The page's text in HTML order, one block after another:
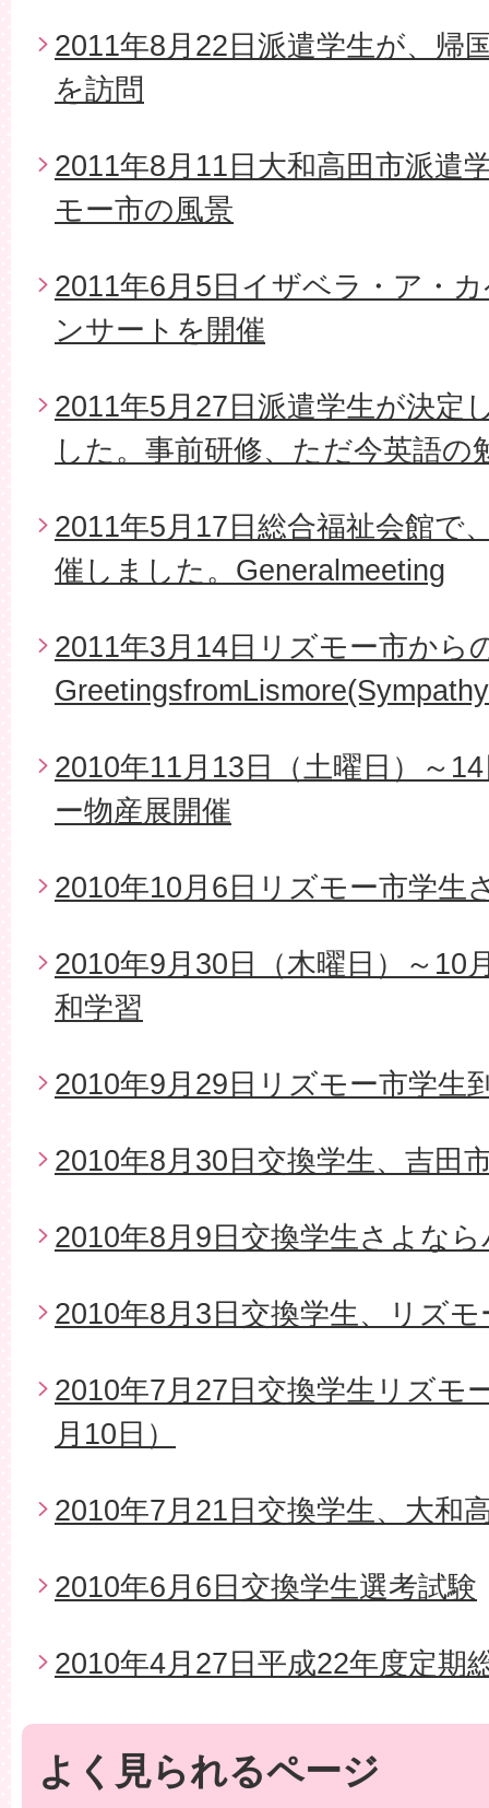
2011年8月22日派遣学生が、帰
を訪問
2011年8月11日大和高田市派遣
モー市の風景
2011年6月5日イザベラ・ア・
ンサートを開催
2011年5月27日派遣学生が決定
した。事前研修、ただ今英語の
2011年5月17日総合福祉会館で
催しました。Generalmeeting
2011年3月14日リズモー市から
2010年11月13日（土曜日）～
ー物産展開催
2010年10月6日リズモー市学生
2010年9月30日（木曜日）～10
和学習
2010年9月29日リズモー市学生
2010年8月30日交換学生、吉田
2010年8月9日交換学生さよな
2010年8月3日交換学生、リズ
2010年7月27日交換学生リズモ
月10日）
2010年7月21日交換学生、大和
2010年6月6日交換学生選考試験
2010年4月27日平成22年度定期
よく見られるページ